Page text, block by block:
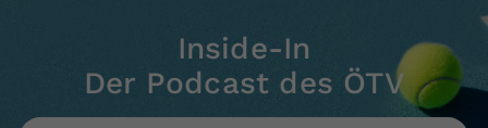
Inside-In
Der Podcast des ÖTV